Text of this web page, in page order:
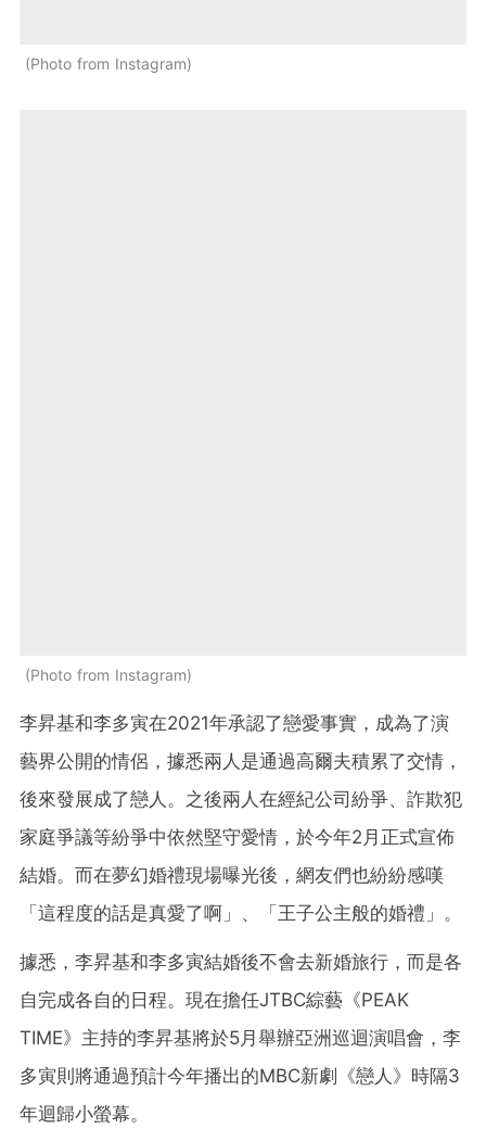
Photo from Instagram
Photo from Instagram
李昇基和李多寅在2021年承認了戀愛事實，成為了演
藝界公開的情侶，據悉兩人是通過高爾夫積累了交情，
後來發展成了戀人。之後兩人在經紀公司紛爭、詐欺犯
家庭爭議等紛爭中依然堅守愛情，於今年2月正式宣佈
結婚。而在夢幻婚禮現場曝光後，網友們也紛紛感嘆
「這程度的話是真愛了啊」、「王子公主般的婚禮」。
據悉，李昇基和李多寅結婚後不會去新婚旅行，而是各
自完成各自的日程。現在擔任JTBC綜藝《PEAK
TIME》主持的李昇基將於5月舉辦亞洲巡迴演唱會，李
多寅則將通過預計今年播出的MBC新劇《戀人》時隔3
年迴歸小螢幕。